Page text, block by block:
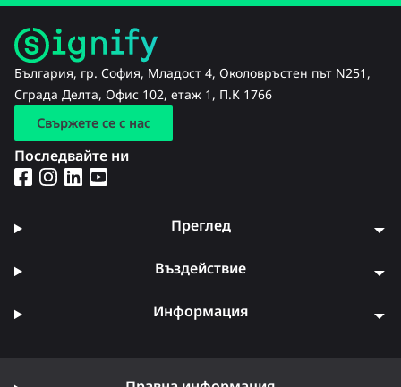
България, гр. София, Младост 4, Околовръстен път N251,
Сграда Делта, Офис 102, етаж 1, П.К 1766
Свържете се с нас
Последвайте ни
Преглед
Въздействие
Информация